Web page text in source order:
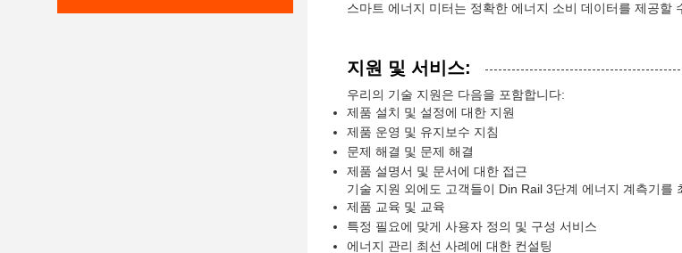
스마트 에너지 미터는 정확한 에너지 소비 데이터를 제공할
지원 및 서비스:
우리의 기술 지원은 다음을 포함합니다:
제품 설치 및 설정에 대한 지원
제품 운영 및 유지보수 지침
문제 해결 및 문제 해결
제품 설명서 및 문서에 대한 접근
기술 지원 외에도 고객들이 Din Rail 3단계 에너지 계측기를
제품 교육 및 교육
특정 필요에 맞게 사용자 정의 및 구성 서비스
에너지 관리 최선 사례에 대한 컨설팅